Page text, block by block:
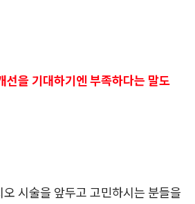
선을 기대하기엔 부족하다는 말도
시술을 앞두고 고민하시는 분들을